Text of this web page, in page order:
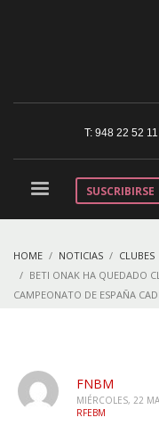
T: 948 22 52 11
SUSCRIBIRSE
HOME NOTICIAS
CLUBES
BETI ONAK HA QUEDADO
CAMPEONATO DE ESPAÑA
FNBM
MIÉRCOLES, 22
RFEBM